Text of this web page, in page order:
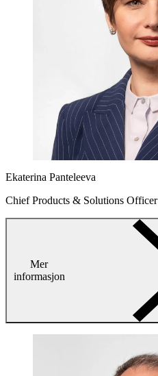
Ekaterina Panteleeva
Chief Products & Solutions Officer
Mer
informasjon